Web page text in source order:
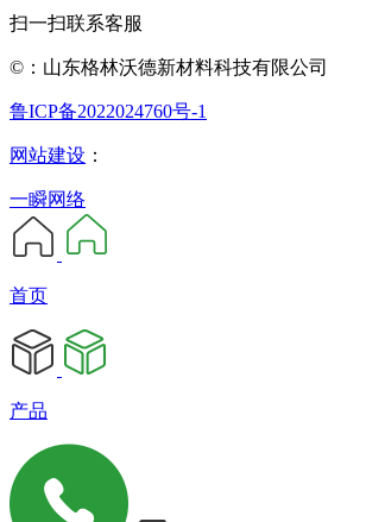
扫一扫联系客服
©：山东格林沃德新材料科技有限公司
鲁ICP备2022024760号-1
网站建设 ：
一瞬网络
首页
产品